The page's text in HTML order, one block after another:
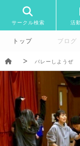
サークル検索 活
トップ ブログ
バレーしようぜ